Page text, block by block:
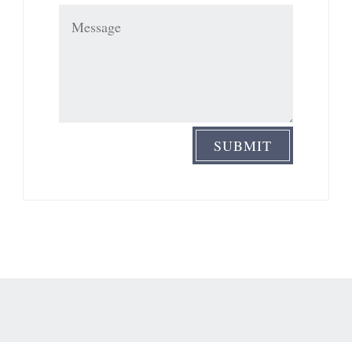
SUBMIT